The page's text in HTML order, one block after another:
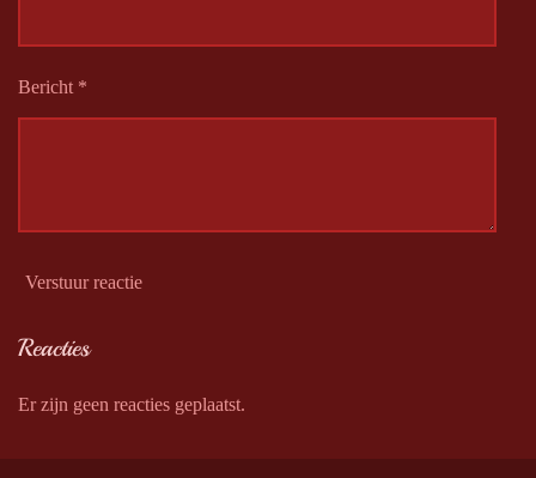
Bericht *
Verstuur reactie
Reacties
Er zijn geen reacties geplaatst.